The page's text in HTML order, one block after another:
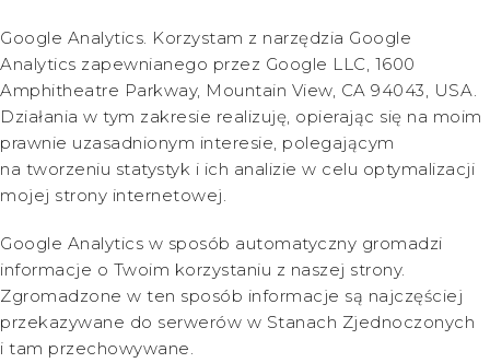
Google Analytics. Korzystam z narzędzia Google
Analytics zapewnianego przez Google LLC, 1600
Amphitheatre Parkway, Mountain View, CA 94043, USA.
Działania w tym zakresie realizuję, opierając się na moim
prawnie uzasadnionym interesie, polegającym
na tworzeniu statystyk i ich analizie w celu optymalizacji
mojej strony internetowej.
Google Analytics w sposób automatyczny gromadzi
informacje o Twoim korzystaniu z naszej strony.
Zgromadzone w ten sposób informacje są najczęściej
przekazywane do serwerów w Stanach Zjednoczonych
i tam przechowywane.